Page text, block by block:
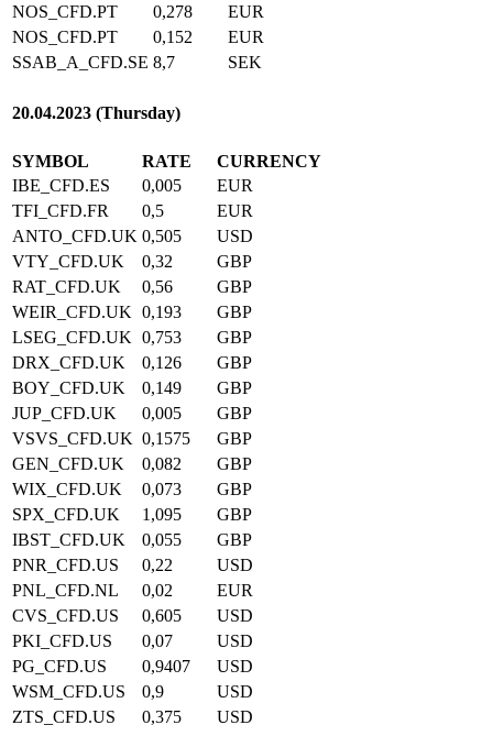
NOS_CFD.PT
0,278
EUR
NOS_CFD.PT
0,152
EUR
SSAB_A_CFD.SE 8,7 SEK
20.04.2023 (Thursday)
SYMBOL RATE
CURRENCY
IBE_CFD.ES
0,005
EUR
TFI_CFD.FR
0,5
EUR
ANTO_CFD.UK 0,505
USD
VTY_CFD.UK
0,32
GBP
RAT_CFD.UK
0,56
GBP
WEIR_CFD.UK 0,193
GBP
LSEG_CFD.UK 0,753
GBP
DRX_CFD.UK
0,126
GBP
BOY_CFD.UK
0,149
GBP
JUP_CFD.UK
0,005
GBP
VSVS_CFD.UK 0,1575
GBP
GEN_CFD.UK
0,082
GBP
WIX_CFD.UK
0,073
GBP
SPX_CFD.UK
1,095
GBP
IBST_CFD.UK
0,055
GBP
PNR_CFD.US
0,22
USD
PNL_CFD.NL
0,02
EUR
CVS_CFD.US
0,605
USD
PKI_CFD.US
0,07
USD
PG_CFD.US
0,9407
USD
WSM_CFD.US
0,9
USD
ZTS_CFD.US
0,375 USD